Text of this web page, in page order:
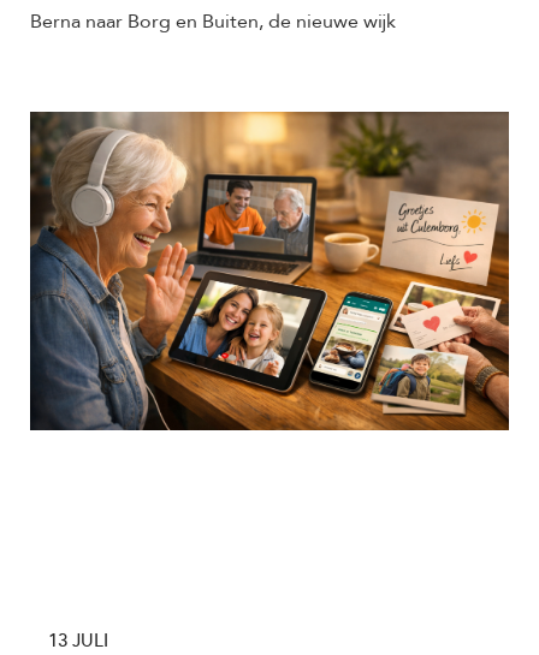
Berna naar Borg en Buiten, de nieuwe wijk
13 JULI